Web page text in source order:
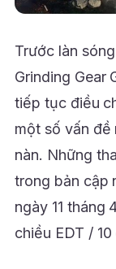
Trước làn
Grinding Gear
tiếp tục điều
một số vấn đề
nàn. Những
trong bản cập
ngày 11 tháng
chiều EDT /